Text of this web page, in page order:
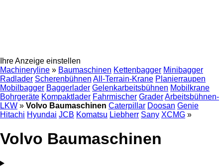
Ihre Anzeige einstellen
Machineryline » Baumaschinen Kettenbagger Minibagger
Radlader Scherenbühnen All-Terrain-Krane Planierraupen
Mobilbagger Baggerlader Gelenkarbeitsbühnen Mobilkrane
Bohrgeräte Kompaktlader Fahrmischer GraderArbeitsbühnen-
LKW » Volvo Baumaschinen Caterpillar Doosan Genie
Hitachi Hyundai JCB Komatsu Liebherr Sany XCMG »
Volvo Baumaschinen